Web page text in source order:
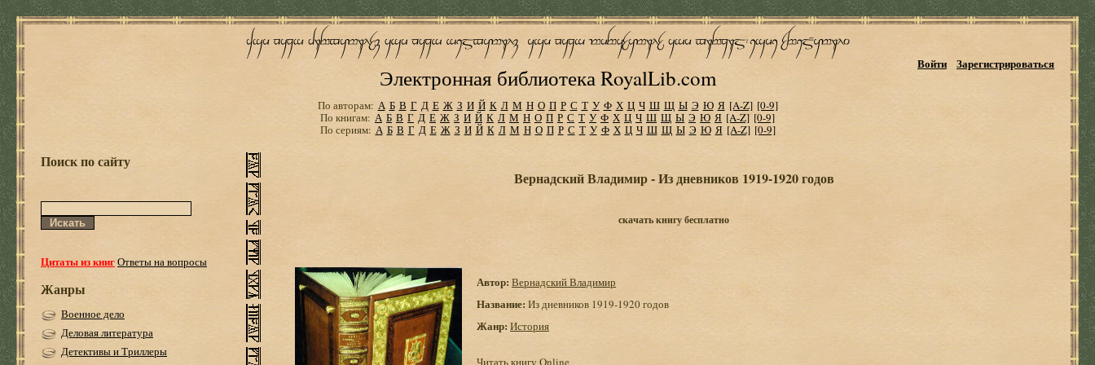
Электронная библиотека RoyalLib.com
Войти Зарегистрироваться
По авторам: А Б В Г Д Е Ж З И Й К Л М Н О П Р С Т У Ф Х Ц Ч Ш Щ Ы Э Ю Я [A-Z] [0-9]
По книгам: А Б В Г Д Е Ж З И Й К Л М Н О П Р С Т У Ф Х Ц Ч Ш Щ Ы Э Ю Я [A-Z] [0-9]
По сериям: А Б В Г Д Е Ж З И Й К Л М Н О П Р С Т У Ф Х Ц Ч Ш Щ Ы Э Ю Я [A-Z] [0-9]
Поиск по сайту
Цитаты из книгОтветы на вопросы
Жанры
Военное дело
Деловая литература
Детективы и Триллеры
Вернадский Владимир - Из дневников 1919-1920 годов
скачать книгу бесплатно
Автор: Вернадский Владимир
Название: Из дневников 1919-1920 годов
Жанр: История
Читать книгу Online